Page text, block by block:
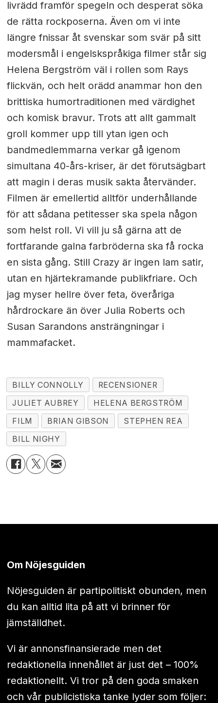
livrädd framför spegeln och desperat söka
de rätta rockposerna. Även om vi inte
längre fnissar åt svenskar som svär på sitt
modersmål i engelskspråkiga filmer står sig
Helena Bergström väl i rollen som Rays
flickvän, och helt orädd anammar hon den
brittiska humortraditionen med värdighet
och komisk bravur. Trots att allt gammalt
groll kommer upp till ytan igen och
bandmedlemmarna verkar gå igenom
simultana 40-års-kriser, är det förutsägbart
att magin i deras musik sakta återvänder.
Filmen är emellertid alltför underhållande
för att sådana petitesser ska spela någon
som helst roll. Vi vill ju så gärna att de
fortfarande galna farbröderna ska få rocka
en sista gång. Still Crazy är ingen lam satir,
utan en hjärtekramande publikfriare. Och
jag myser hellre över feta, överåriga
hårdrockare än över Julia Roberts och
Susan Sarandons ansträngningar i
mammafacket.
BILLY CONNOLLY
RECENSIONER
JULIET AUBREY
HELENA BERGSTRÖM
FILM
BRIAN GIBSON
STEPHEN REA
BILL NIGHY
Om Nöjesguiden
Nöjesguiden är partipolitiskt obunden, men
du kan alltid lita på att vi brinner för
jämställdhet.
Vi är annonsfinansierade men det
redaktionella innehållet är just det – 100%
redaktionellt. Vi tror på den goda smaken
och vår publicistiska tanke lyder som följer: